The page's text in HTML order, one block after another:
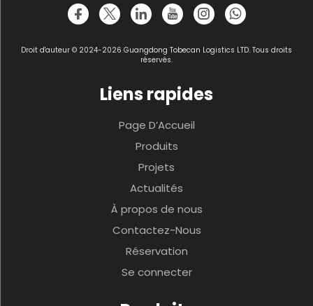
Droit d'auteur © 2024-2026 Guangdong Tobecan Logistics LTD. Tous droits
réservés.
Liens rapides
Page D’Accueil
Produits
Projets
Actualités
À propos de nous
Contactez-Nous
Réservation
Se connecter